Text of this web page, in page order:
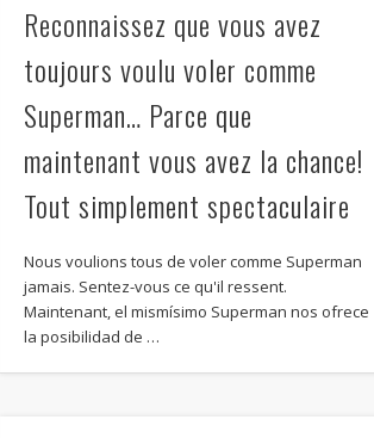
Reconnaissez que vous avez
toujours voulu voler comme
Superman… Parce que
maintenant vous avez la chance!
Tout simplement spectaculaire
Nous voulions tous de voler comme Superman
jamais. Sentez-vous ce qu'il ressent.
Maintenant, el mismísimo Superman nos ofrece
la posibilidad de …